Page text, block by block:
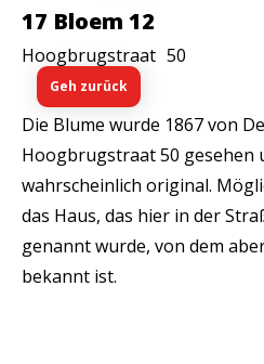
17 Bloem 12
Hoogbrugstraat 50
Geh zurück
Die Blume wurde 1867 von
Hoogbrugstraat 50 gesehen
wahrscheinlich original.
das Haus, das hier in der
genannt wurde, von dem
bekannt ist.